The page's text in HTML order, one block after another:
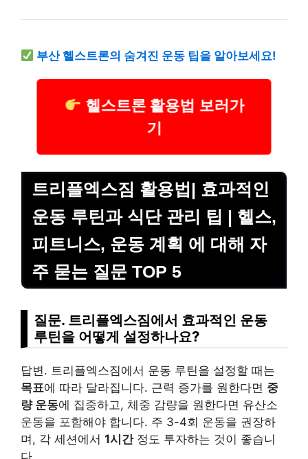
부산 헬스트론의 숨겨진 운동 팁을 알아보세요!
헬스트론 활용법 보러가
기
트리플엑스짐 활용법| 효과적인
운동 루틴과 식단 관리 팁 | 헬스,
피트니스, 운동 계획 에 대해 자
주 묻는 질문 TOP 5
질문. 트리플엑스짐에서 효과적인 운동
루틴을 어떻게 설정하나요?
답변. 트리플엑스짐에서 운동 루틴을 설정할 때는
목표에 따라 달라집니다. 근력 증가를 원한다면 중
량 운동에 집중하고, 체중 감량을 원한다면 유산소
운동을 포함해야 합니다. 주 3-4회 운동을 권장하
며, 각 세션에서 1시간정도 투자하는 것이 좋습니
다.